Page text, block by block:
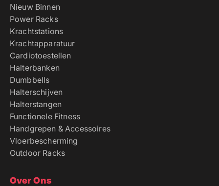
Nieuw Binnen
Power Racks
Krachtstations
Krachtapparatuur
Cardiotoestellen
Halterbanken
Dumbbells
Halterschijven
Halterstangen
Functionele Fitness
Handgrepen & Accessoires
Vloerbescherming
Outdoor Racks
Over Ons